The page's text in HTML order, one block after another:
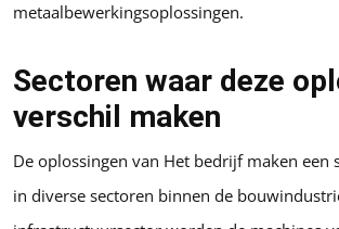
metaalbewerkingsoplossingen.
Sectoren waar deze
verschil maken
De oplossingen van Het bedrijf maken een
in diverse sectoren binnen de